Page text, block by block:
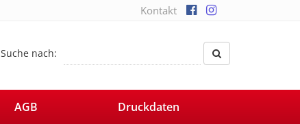
Kontakt
Suche nach:
AGB Druckdaten